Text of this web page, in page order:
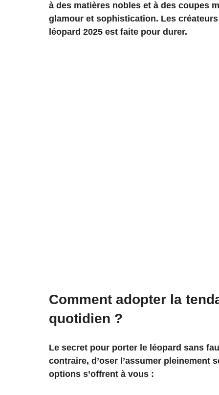
à des matières nobles et à des coupes
glamour et sophistication. Les
léopard 2025 est faite pour durer.
Comment adopter la
quotidien ?
Le secret pour porter le léopard sans
contraire, d’oser l’assumer
options s’offrent à vous :